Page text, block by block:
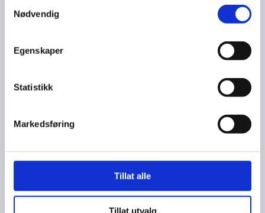
Nødvendig
Egenskaper
Statistikk
Markedsføring
Tillat alle
Tillat utvalg
næringsliv har vi sett forbedret samarbeid og økte
forutsetninger for å lykkes med våre prosjekter.
NiV er en viktig støttespiller for Fossli AS, spesielt i
vår satsing på innovasjon og utvikling.